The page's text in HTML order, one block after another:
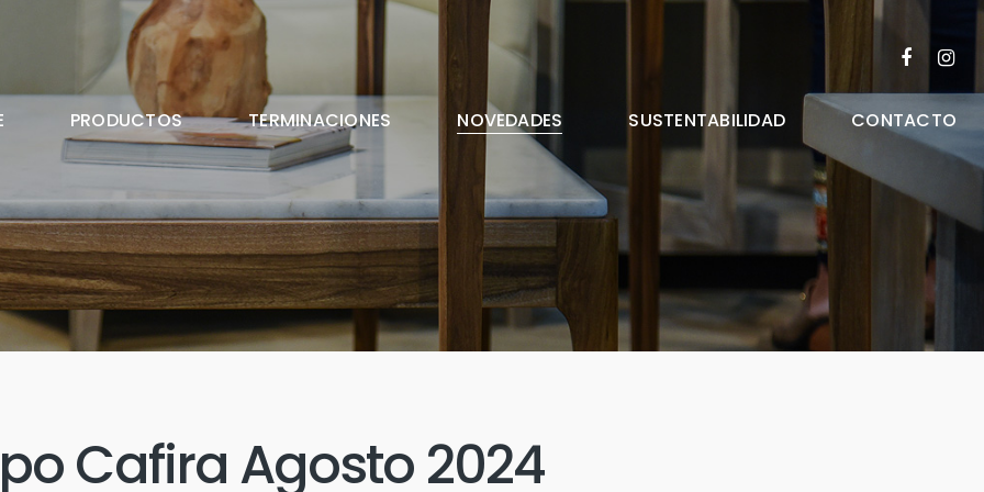
PRODUCTOS TERMINACIONES NOVEDADES SUSTENTABILIDAD CONTACTO
Cafira Agosto 2024